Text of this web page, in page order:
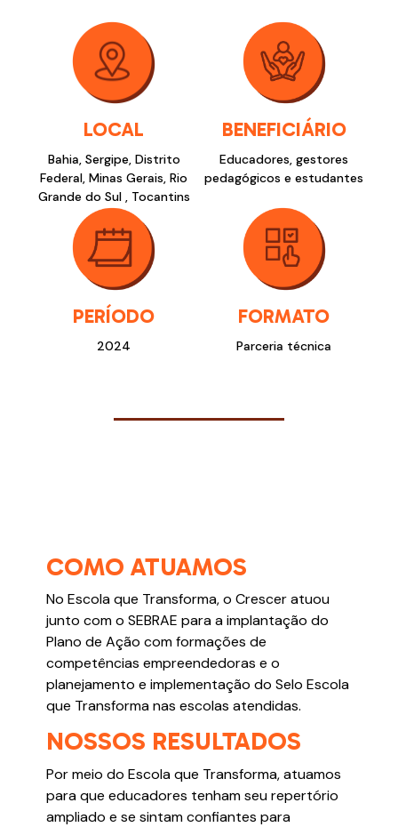
LOCAL
Bahia​, Sergipe​, Distrito
Federal, Minas Gerais, Rio
Grande do Sul , Tocantins
BENEFICIÁRIO
Educadores, gestores
pedagógicos e estudantes
PERÍODO
2024
FORMATO
Parceria técnica
COMO ATUAMOS
No Escola que Transforma, o Crescer atuou
junto com o SEBRAE para a implantação do
Plano de Ação com formações de
competências empreendedoras e o
planejamento e implementação do Selo Escola
que Transforma nas escolas atendidas.
NOSSOS RESULTADOS
Por meio do Escola que Transforma, atuamos
para que educadores tenham seu repertório
ampliado e se sintam confiantes para